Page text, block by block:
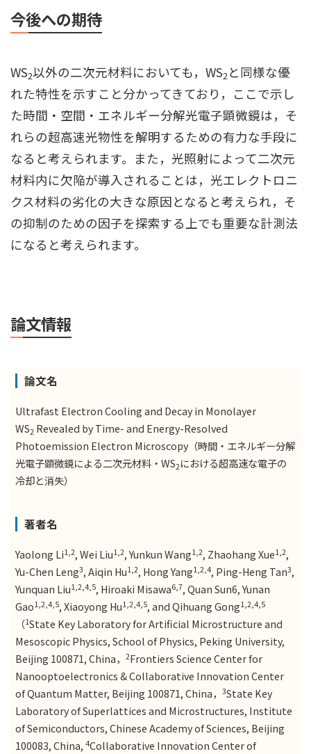
今後への期待
WS2以外の二次元材料においても，WS2と同様な優
れた特性を示すこと分かってきており，ここで示し
た時間・空間・エネルギー分解光電子顕微鏡は，そ
れらの超高速光物性を解明するための有力な手段に
なると考えられます。また，光照射によって二次元
材料内に欠陥が導入されることは，光エレクトロニ
クス材料の劣化の大きな原因となると考えられ，そ
の抑制のための因子を探索する上でも重要な計測法
になると考えられます。
論文情報
論文名
Ultrafast Electron Cooling and Decay in Monolayer
WS2 Revealed by Time- and Energy-Resolved
Photoemission Electron Microscopy（時間・エネルギー分解
光電子顕微鏡による二次元材料・WS2 における超高速な電子の
冷却と消失）
著者名
Yaolong Li1,2, Wei Liu1,2, Yunkun Wang1,2, Zhaohang Xue1,2,
Yu-Chen Leng3, Aiqin Hu1,2, Hong Yang1,2,4, Ping-Heng Tan3,
Yunquan Liu1,2,4,5, Hiroaki Misawa6,7, Quan Sun6, Yunan
Gao1,2,4,5, Xiaoyong Hu1,2,4,5, and Qihuang Gong1,2,4,5
（1State Key Laboratory for Artificial Microstructure and
Mesoscopic Physics, School of Physics, Peking University,
Beijing 100871, China，2Frontiers Science Center for
Nanooptoelectronics & Collaborative Innovation Center
of Quantum Matter, Beijing 100871, China，3State Key
Laboratory of Superlattices and Microstructures, Institute
of Semiconductors, Chinese Academy of Sciences, Beijing
100083, China,4Collaborative Innovation Center of